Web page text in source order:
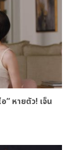
” หายตัว! เจ็น